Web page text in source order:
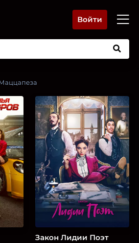
Войти
Закон Лидии Поэт